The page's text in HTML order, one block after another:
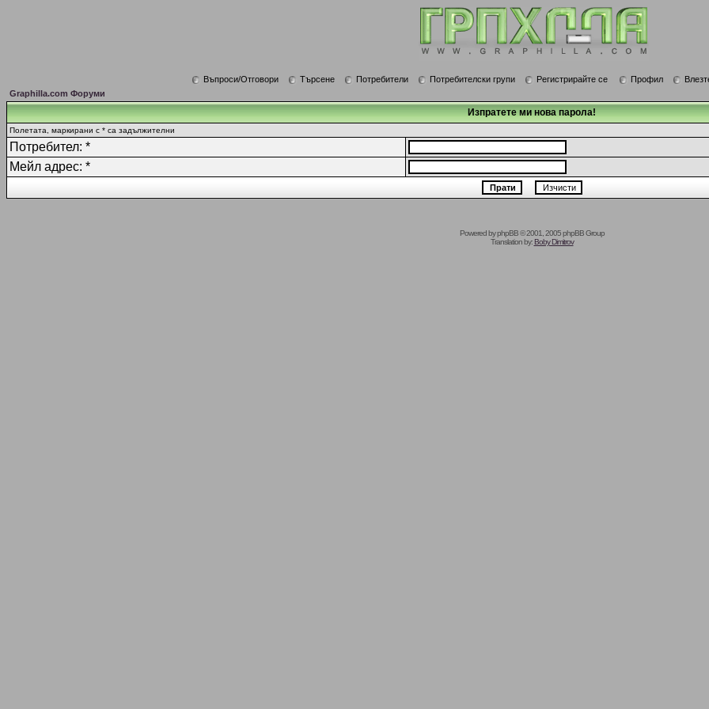
Въпроси/Отговори Търсене Потребители Потребителски групи Регистрирайте се Профил
Graphilla.com Форуми
Изпратете ми нова парола!
Полетата, маркирани с * са задължителни
Потребител: *
Мейл адрес: *
Powered byphpBB© 2001, 2005 phpBB Group
Translation by:Boby Dimitrov